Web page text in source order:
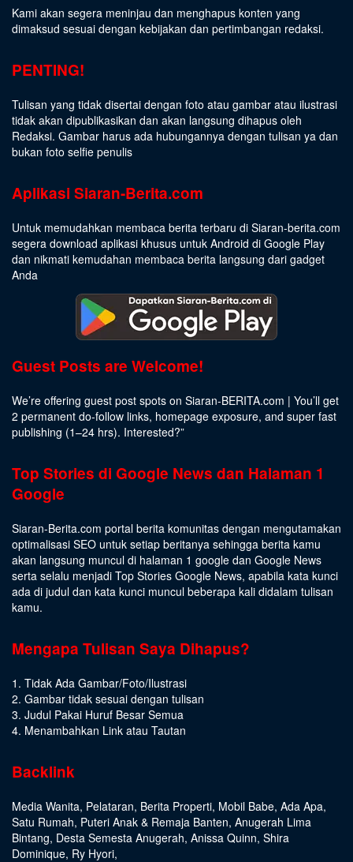
Kami akan segera meninjau dan menghapus konten yang
dimaksud sesuai dengan kebijakan dan pertimbangan redaksi.
PENTING!
Tulisan yang tidak disertai dengan foto atau gambar atau ilustrasi
tidak akan dipublikasikan dan akan langsung dihapus oleh
Redaksi. Gambar harus ada hubungannya dengan tulisan ya dan
bukan foto selfie penulis
Aplikasi Siaran-Berita.com
Untuk memudahkan membaca berita terbaru di Siaran-berita.com
segera download aplikasi khusus untuk Android di Google Play
dan nikmati kemudahan membaca berita langsung dari gadget
Anda
Guest Posts are Welcome!
We’re offering guest post spots on Siaran-BERITA.com | You’ll get
2 permanent do-follow links, homepage exposure, and super fast
publishing (1–24 hrs). Interested?”
Top Stories di Google News dan Halaman 1
Google
Siaran-Berita.com portal berita komunitas dengan mengutamakan
optimalisasi SEO untuk setiap beritanya sehingga berita kamu
akan langsung muncul di halaman 1 google dan Google News
serta selalu menjadi Top Stories Google News, apabila kata kunci
ada di judul dan kata kunci muncul beberapa kali didalam tulisan
kamu.
Mengapa Tulisan Saya Dihapus?
1. Tidak Ada Gambar/Foto/Ilustrasi
2. Gambar tidak sesuai dengan tulisan
3. Judul Pakai Huruf Besar Semua
4. Menambahkan Link atau Tautan
Backlink
Media Wanita, Pelataran, Berita Properti, Mobil Babe, Ada Apa,
Satu Rumah, Puteri Anak & Remaja Banten, Anugerah Lima
Bintang, Desta Semesta Anugerah, Anissa Quinn, Shira
Dominique, Ry Hyori,